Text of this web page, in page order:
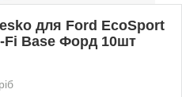
для Ford EcoSport
Fi Base Форд 10шт